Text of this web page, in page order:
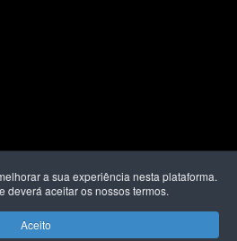
a sua experiência nesta plataforma.
deverá aceitar os nossos termos.
Aceito